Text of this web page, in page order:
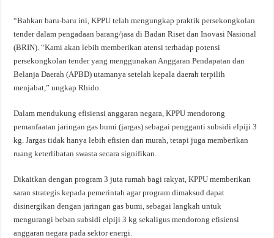
“Bahkan baru-baru ini, KPPU telah mengungkap praktik persekongkolan
tender dalam pengadaan barang/jasa di Badan Riset dan Inovasi Nasional
(BRIN). “Kami akan lebih memberikan atensi terhadap potensi
persekongkolan tender yang menggunakan Anggaran Pendapatan dan
Belanja Daerah (APBD) utamanya setelah kepala daerah terpilih
menjabat,” ungkap Rhido.
Dalam mendukung efisiensi anggaran negara, KPPU mendorong
pemanfaatan jaringan gas bumi (jargas) sebagai pengganti subsidi elpiji 3
kg. Jargas tidak hanya lebih efisien dan murah, tetapi juga memberikan
ruang keterlibatan swasta secara signifikan.
Dikaitkan dengan program 3 juta rumah bagi rakyat, KPPU memberikan
saran strategis kepada pemerintah agar program dimaksud dapat
disinergikan dengan jaringan gas bumi, sebagai langkah untuk
mengurangi beban subsidi elpiji 3 kg sekaligus mendorong efisiensi
anggaran negara pada sektor energi.